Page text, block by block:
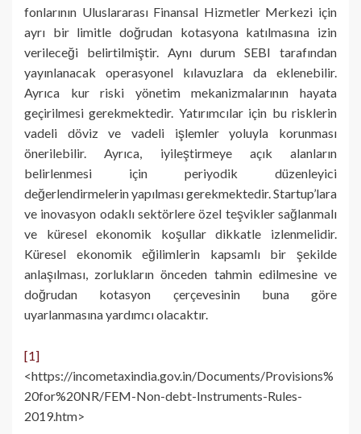
fonlarının Uluslararası Finansal Hizmetler Merkezi için
ayrı bir limitle doğrudan kotasyona katılmasına izin
verileceği belirtilmiştir. Aynı durum SEBI tarafından
yayınlanacak operasyonel kılavuzlara da eklenebilir.
Ayrıca kur riski yönetim mekanizmalarının hayata
geçirilmesi gerekmektedir. Yatırımcılar için bu risklerin
vadeli döviz ve vadeli işlemler yoluyla korunması
önerilebilir. Ayrıca, iyileştirmeye açık alanların
belirlenmesi için periyodik düzenleyici
değerlendirmelerin yapılması gerekmektedir. Startup’lara
ve inovasyon odaklı sektörlere özel teşvikler sağlanmalı
ve küresel ekonomik koşullar dikkatle izlenmelidir.
Küresel ekonomik eğilimlerin kapsamlı bir şekilde
anlaşılması, zorlukların önceden tahmin edilmesine ve
doğrudan kotasyon çerçevesinin buna göre
uyarlanmasına yardımcı olacaktır.
[1]
<https://incometaxindia.gov.in/Documents/Provisions%
20for%20NR/FEM-Non-debt-Instruments-Rules-
2019.htm>